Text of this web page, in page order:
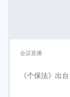
会议直播
《个保法》出